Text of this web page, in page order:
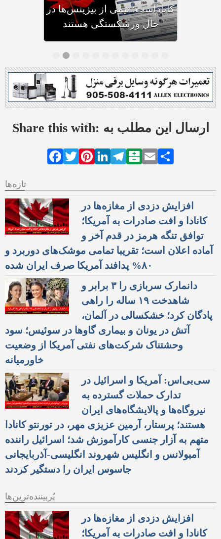
توریستی و دانشجویی کمتری
صادر می‌کند
Share this with: ارسال این مطلب به
Facebook
TwitterPinterestLinkedIn
Telegram
Balatarin
Email
تازه‌ها
افزایش دزدی از مغازه‌ها در
کانادا و افت صادرات به آمریکا؛
توافق تنگه هرمز در قدم آخر و
آماده اعلان است؛ تقریبا تمامی موشک‌های دوربرد و
۸۰% پدافند آمریکا صرف ایران شده
دانمارک سربازی را ۳ برابر و
شاهدخت ۱۹ ساله را راهی
پادگان کرد؛ خشکسالی در آلمان،
آتش در یونان و بیماری گاوها در سوئیس؛ سود
وحشتناک شرکت‌های نفتی آمریکا از وضعیت
خاورمیانه
سی‌بی‌اس: آمریکا و اسرائیل در
تدارک حملات گسترده به
نیروگاه‌ها و پالایشگاه‌های ایران
هستند؛ پرستار، آرمین عزیزی مهر، در تورنتو کانادا
متهم به آزار جنسی کارآموزش شد؛ اسرائیل راننده
آمبولانس و انگلیس شهروند انگلیسی-آذربایجانی
جاسوس ایران را دستگیر کردند
پُربیننده‌ترین‌ها
افزایش دزدی از مغازه‌ها در
کانادا و افت صادرات به آمریکا؛